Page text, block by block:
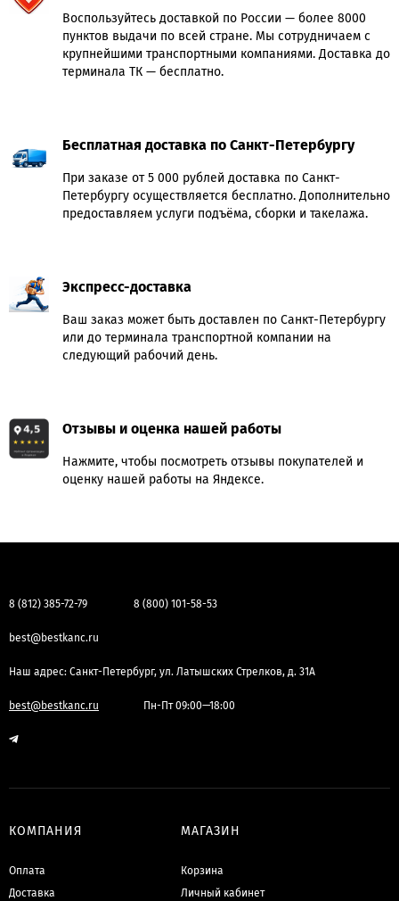
Воспользуйтесь доставкой по России — более 8000
пунктов выдачи по всей стране. Мы сотрудничаем с
крупнейшими транспортными компаниями. Доставка до
терминала ТК — бесплатно.
Бесплатная доставка по Санкт-Петербургу
При заказе от 5 000 рублей доставка по Санкт-
Петербургу осуществляется бесплатно. Дополнительно
предоставляем услуги подъёма, сборки и такелажа.
Экспресс-доставка
Ваш заказ может быть доставлен по Санкт-Петербургу
или до терминала транспортной компании на
следующий рабочий день.
Отзывы и оценка нашей работы
Нажмите, чтобы посмотреть отзывы покупателей и
оценку нашей работы на Яндексе.
8 (812) 385-72-79 8 (800) 101-58-53
best@bestkanc.ru
Наш адрес: Санкт-Петербург, ул. Латышских Стрелков, д. 31А
best@bestkanc.ru Пн-Пт 09:00—18:00
КОМПАНИЯ
Оплата
Доставка
МАГАЗИН
Корзина
Личный кабинет